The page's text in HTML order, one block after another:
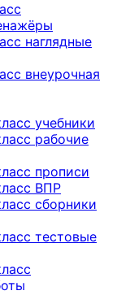
наглядные
внеурочная
учебники
рабочие
прописи
ВПР
сборники
тестовые